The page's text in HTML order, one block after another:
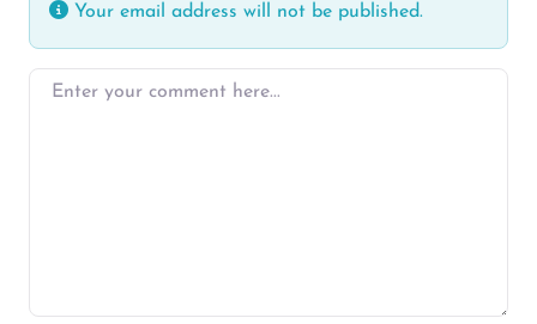
Your email address will not be published.
Enter your comment here…